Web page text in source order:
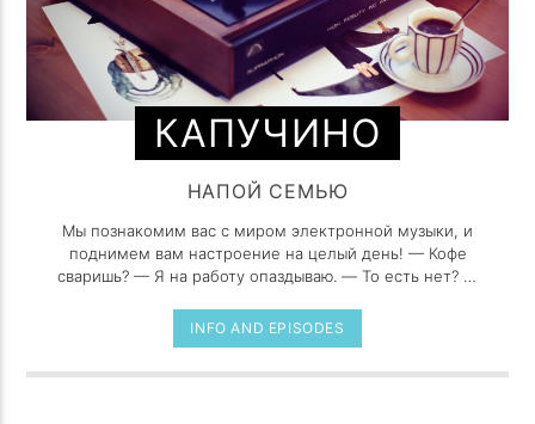
КАПУЧИНО
НАПОЙ СЕМЬЮ
Мы познакомим вас с миром электронной музыки, и
поднимем вам настроение на целый день! — Кофе
сваришь? — Я на работу опаздываю. — То есть нет? —
INFO AND EPISODES